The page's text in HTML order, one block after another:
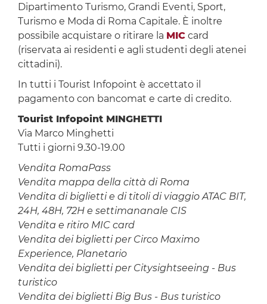
Dipartimento Turismo, Grandi Eventi, Sport,
Turismo e Moda di Roma Capitale. È inoltre
possibile acquistare o ritirare la MICcard
(riservata ai residenti e agli studenti degli atenei
cittadini).
In tutti i Tourist Infopoint è accettato il
pagamento con bancomat e carte di credito.
Tourist Infopoint MINGHETTI
Via Marco Minghetti
Tutti i giorni 9.30-19.00
Vendita RomaPass
Vendita mappa della città di Roma
Vendita di biglietti e di titoli di viaggio ATAC BIT,
24H, 48H, 72H e settimananale CIS
Vendita e ritiro MIC card
Vendita dei biglietti per Circo Maximo
Experience, Planetario
Vendita dei biglietti per Citysightseeing - Bus
turistico
Vendita dei biglietti Big Bus - Bus turistico